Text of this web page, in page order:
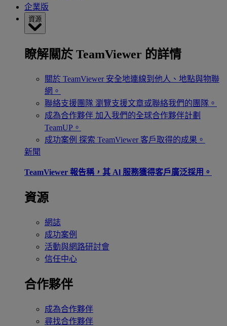
企業版
資源
瞭解關於 TeamViewer 的詳情
關於 TeamViewer 安全地連線到他人、地點與物聯
網。
聯絡支援團隊 瀏覽支援文章或聯絡我們的團隊。
成為合作夥伴 加入我們的全球合作夥伴計劃
TeamUP。
成功案例 探索 TeamViewer 客戶取得的成果。
新聞
TeamViewer 報告稱，其 Al 服務獲得客戶廣泛採用。
資源
網誌
成功案例
活動與網路研討會
信任中心
合作夥伴
成為合作夥伴
尋找合作夥伴